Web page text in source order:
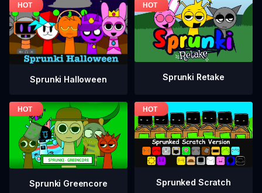
Sprunki Halloween Sprunki Retake
Sprunki Greencore Sprunked Scratch